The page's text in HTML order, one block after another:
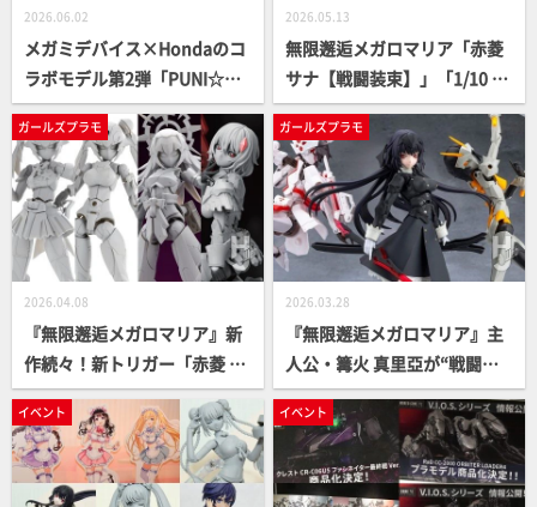
2026.06.02
メガミデバイス×Hondaのコ
ラボモデル第2弾「PUNI☆M
OFU マオ×Hondaモンキー」
が登場！グランデスケール新
作「フレームミュージック・
ガール 初音ミク」やメガロマ
リア「エミュレータ#2」も要
チェック【コトブキヤ最新ガ
ールズプラモ】
2026.05.13
無限邂逅メガロマリア「赤菱
サナ【戦闘装束】」「1/10 ポ
ーンA1」「メタモルフォ―ゼ
ユニット クリミナルバスター
（仮）」などの原型が初展
示！【コトブキヤ／静岡ホビ
ーショー2026】
ガールズプラモ
2026.04.08
『無限邂逅メガロマリア』新
作続々！新トリガー「赤菱 サ
ナ」原型解禁ほか、コトブキ
ヤコレクション2026で発表さ
れたアナザーたちも進行中
ガールズプラモ
2026.03.28
『無限邂逅メガロマリア』主
人公・篝火 真里亞が“戦闘装
束”で登場！新機構「マリアス
イング」を採用した新たなフ
ラッグシップモデルをご覧あ
れ
イベント イベント